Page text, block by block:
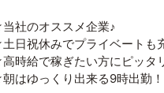
社のオススメ企業♪
日祝休みでプライベートも
時給で稼ぎたい方にピッタ
はゆっくり出来る9時出勤！